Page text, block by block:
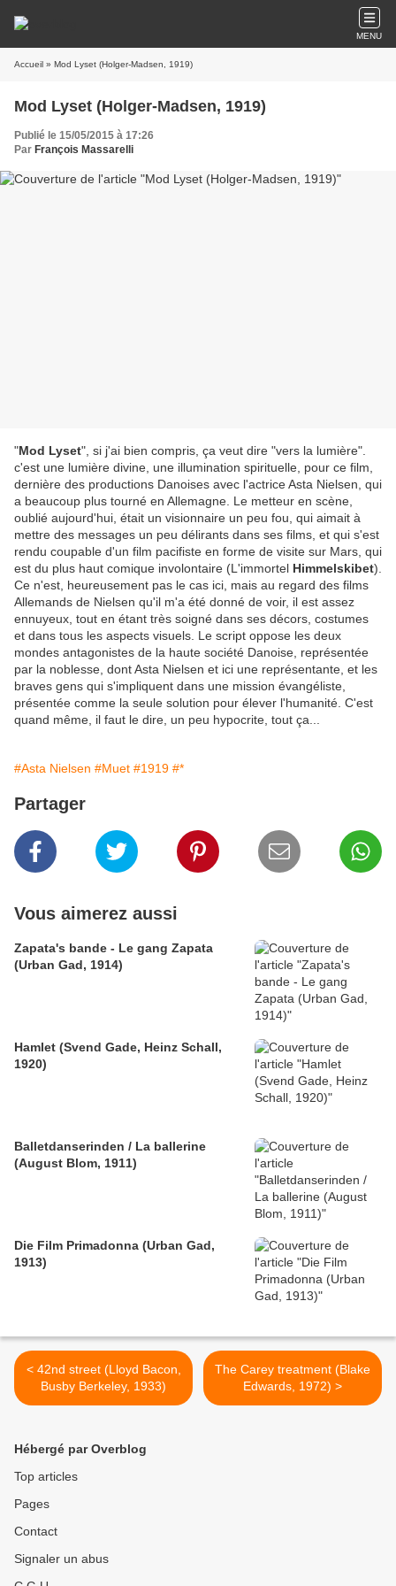
MENU
Accueil » Mod Lyset (Holger-Madsen, 1919)
Mod Lyset (Holger-Madsen, 1919)
Publié le 15/05/2015 à 17:26
Par François Massarelli
"Mod Lyset", si j'ai bien compris, ça veut dire "vers la lumière".
c'est une lumière divine, une illumination spirituelle, pour ce film,
dernière des productions Danoises avec l'actrice Asta Nielsen, qui
a beaucoup plus tourné en Allemagne. Le metteur en scène,
oublié aujourd'hui, était un visionnaire un peu fou, qui aimait à
mettre des messages un peu délirants dans ses films, et qui s'est
rendu coupable d'un film pacifiste en forme de visite sur Mars, qui
est du plus haut comique involontaire (L'immortel Himmelskibet).
Ce n'est, heureusement pas le cas ici, mais au regard des films
Allemands de Nielsen qu'il m'a été donné de voir, il est assez
ennuyeux, tout en étant très soigné dans ses décors, costumes
et dans tous les aspects visuels. Le script oppose les deux
mondes antagonistes de la haute société Danoise, représentée
par la noblesse, dont Asta Nielsen et ici une représentante, et les
braves gens qui s'impliquent dans une mission évangéliste,
présentée comme la seule solution pour élever l'humanité. C'est
quand même, il faut le dire, un peu hypocrite, tout ça...
#Asta Nielsen #Muet #1919 #*
Partager
Vous aimerez aussi
Zapata's bande - Le gang Zapata
(Urban Gad, 1914)
Hamlet (Svend Gade, Heinz Schall,
1920)
Balletdanserinden / La ballerine
(August Blom, 1911)
Die Film Primadonna (Urban Gad,
1913)
< 42nd street (Lloyd Bacon,
Busby Berkeley, 1933)
The Carey treatment (Blake
Edwards, 1972) >
Hébergé par Overblog
Top articles
Pages
Contact
Signaler un abus